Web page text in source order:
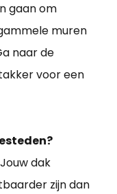
gaan om
muren
naar de
voor een
dak
zijn dan